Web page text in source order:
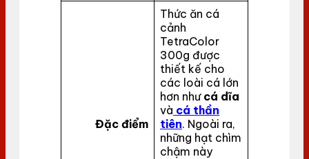
Đặc điểm
Thức ăn cá
cảnh
TetraColor
300g được
thiết kế cho
các loài cá lớn
hơn nhưcá dĩa
và cá thần
tiên. Ngoài ra,
những hạt chìm
chậm này